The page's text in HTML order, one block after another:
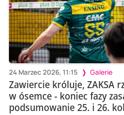
24 Marzec 2026, 11:15 Galerie
Zawiercie króluje, ZAKSA
w ósemce - koniec fazy
podsumowanie 25. i 26.